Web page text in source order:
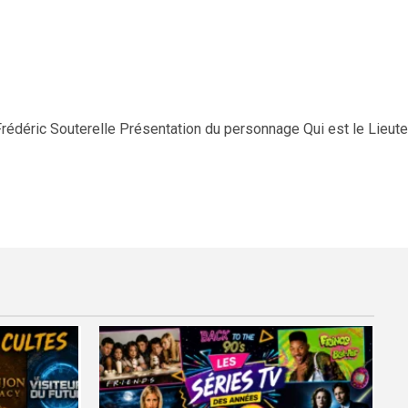
Souterelle Présentation du personnage Qui est le